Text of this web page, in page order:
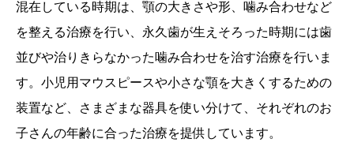
混在している時期は、顎の大きさや形、噛み合わせなど
を整える治療を行い、永久歯が生えそろった時期には歯
並びや治りきらなかった噛み合わせを治す治療を行いま
す。小児用マウスピースや小さな顎を大きくするための
装置など、さまざまな器具を使い分けて、それぞれのお
子さんの年齢に合った治療を提供しています。